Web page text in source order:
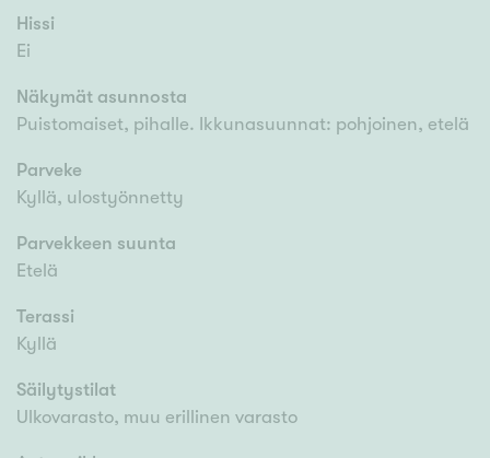
Hissi
Ei
Näkymät asunnosta
Puistomaiset, pihalle. Ikkunasuunnat: pohjoinen, etelä
Parveke
Kyllä, ulostyönnetty
Parvekkeen suunta
Etelä
Terassi
Kyllä
Säilytystilat
Ulkovarasto, muu erillinen varasto